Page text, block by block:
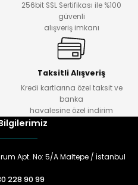
256bit SSL Sertifikası ile %100
güvenli
alışveriş imkanı
Taksitli Alışveriş
Kredi kartlarına özel taksit ve
banka
havalesine özel indirim
Apt. No: 5/A Maltepe / İstanbul
228 90 99